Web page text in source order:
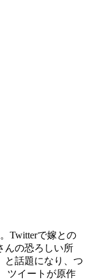
Twitterで嫁との
んの恐ろしい所
と話題になり、つ
ツイートが原作